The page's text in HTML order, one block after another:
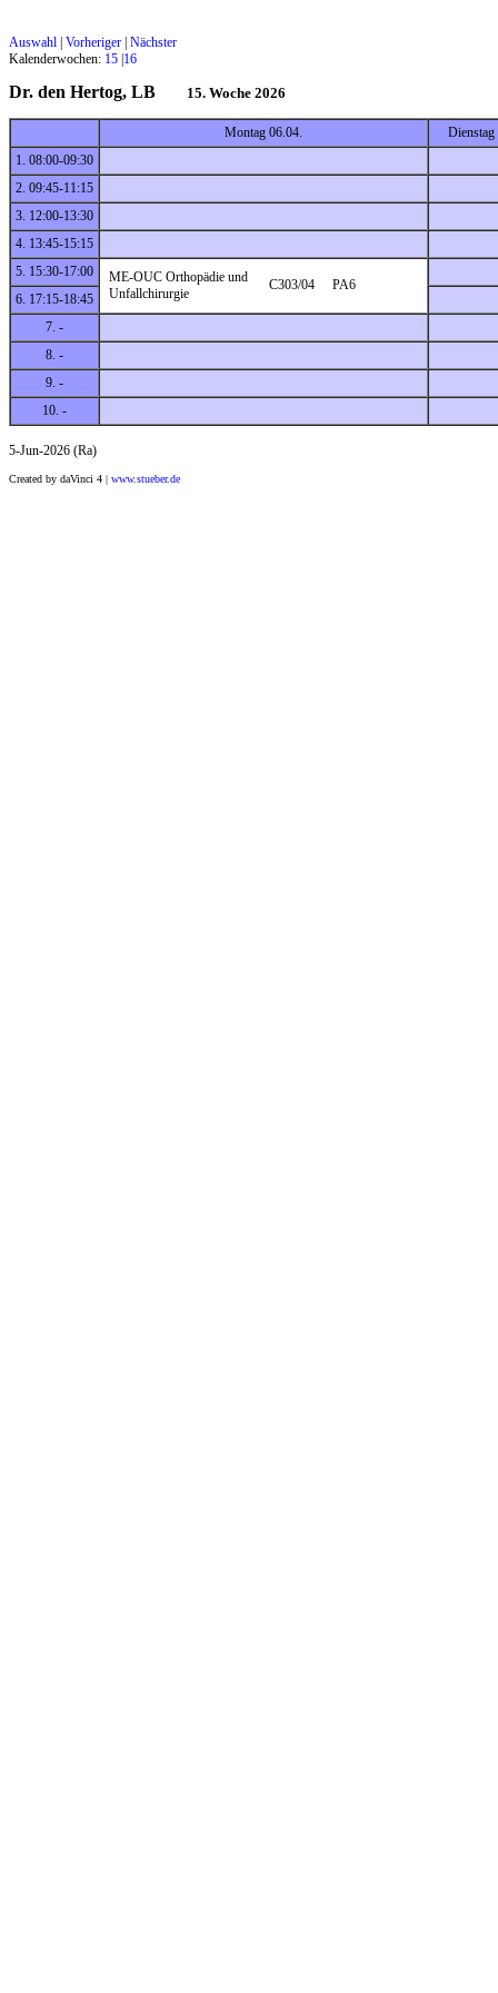
Auswahl Vorheriger Nächster
Kalenderwochen: 15 16
Dr. den Hertog, LB 15. Woche 2026
Montag 06.04.
Dienstag
1. 08:00-09:30
2. 09:45-11:15
3. 12:00-13:30
4. 13:45-15:15
5. 15:30-17:00
ME-OUC Orthopädie und
Unfallchirurgie
C303/04
PA6
6. 17:15-18:45
7. -
8. -
9. -
10. -
5-Jun-2026 (Ra)
Created by daVinci 4 | www.stueber.de